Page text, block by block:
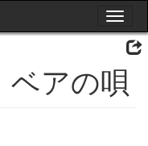
Toggle
アの唄